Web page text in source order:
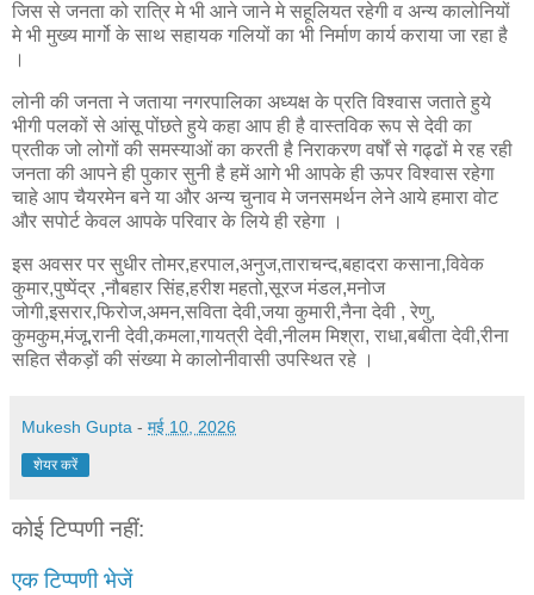
जिस से जनता को रात्रि मे भी आने जाने मे सहूलियत रहेगी व अन्य कालोनियों
मे भी मुख्य मार्गो के साथ सहायक गलियों का भी निर्माण कार्य कराया जा रहा है
।
लोनी की जनता ने जताया नगरपालिका अध्यक्ष के प्रति विश्वास जताते हुये
भीगी पलकों से आंसू पोंछते हुये कहा आप ही है वास्तविक रूप से देवी का
प्रतीक जो लोगों की समस्याओं का करती है निराकरण वर्षों से गढ्ढों मे रह रही
जनता की आपने ही पुकार सुनी है हमें आगे भी आपके ही ऊपर विश्वास रहेगा
चाहे आप चैयरमेन बने या और अन्य चुनाव मे जनसमर्थन लेने आये हमारा वोट
और सपोर्ट केवल आपके परिवार के लिये ही रहेगा ।
इस अवसर पर सुधीर तोमर,हरपाल,अनुज,ताराचन्द,बहादरा कसाना,विवेक
कुमार,पुष्पेंद्र ,नौबहार सिंह,हरीश महतो,सूरज मंडल,मनोज
जोगी,इसरार,फिरोज,अमन,सविता देवी,जया कुमारी,नैना देवी , रेणु,
कुमकुम,मंजू,रानी देवी,कमला,गायत्री देवी,नीलम मिश्रा, राधा,बबीता देवी,रीना
सहित सैकड़ों की संख्या मे कालोनीवासी उपस्थित रहे ।
Mukesh Gupta - मई 10, 2026
शेयर करें
कोई टिप्पणी नहीं:
एक टिप्पणी भेजें